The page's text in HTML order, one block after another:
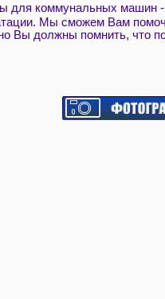
для коммунальных машин
Мы сможем Вам
Вы должны помнить, что